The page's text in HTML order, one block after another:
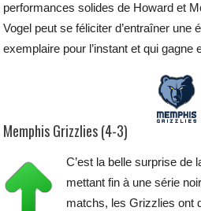
performances solides de Howard et
Vogel peut se féliciter d’entraîner une
exemplaire pour l’instant et qui gagne
Memphis Grizzlies (4-3)
C’est la belle surprise de
mettant fin à une série
matchs, les Grizzlies ont